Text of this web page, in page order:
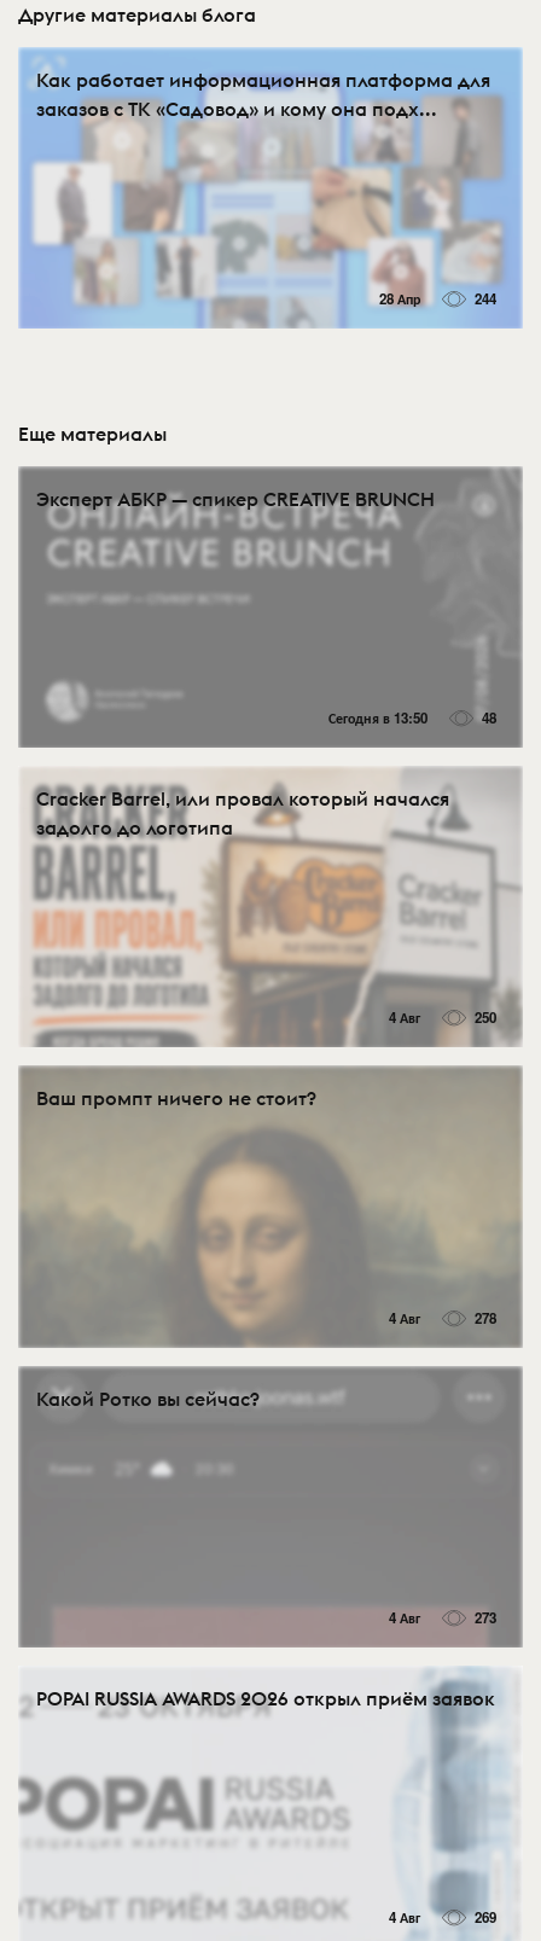
Другие материалы блога
Как работает информационная платформа для
заказов с ТК «Садовод» и кому она подх...
28 Апр 244
Еще материалы
Эксперт АБКР — спикер CREATIVE BRUNCH
Сегодня в 13:50 48
Cracker Barrel, или провал который начался
задолго до логотипа
4 Авг 250
Ваш промпт ничего не стоит?
4 Авг 278
Какой Ротко вы сейчас?
4 Авг 273
POPAI RUSSIA AWARDS 2026 открыл приём заявок
4 Авг 269